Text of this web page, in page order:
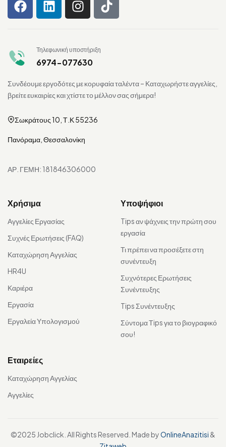
Τηλεφωνική υποστήριξη
6974-077630
Συνδέουμε εργοδότες με κορυφαία ταλέντα – Καταχωρήστε αγγελίες,
βρείτε ευκαιρίες και χτίστε το μέλλον σας σήμερα!
Σωκράτους 10, Τ.Κ 55236
Πανόραμα, Θεσσαλονίκη
ΑΡ. ΓΕΜΗ: 181846306000
Χρήσιμα
Αγγελίες Εργασίας
Συχνές Ερωτήσεις (FAQ)
Καταχώρηση Αγγελίας
HR4U
Καριέρα
Εργασία
Εργαλεία Υπολογισμού
Υποψήφιοι
Tips αν ψάχνεις την πρώτη σου
εργασία
Τι πρέπει να προσέξετε στη
συνέντευξη
Συχνότερες Ερωτήσεις
Συνέντευξης
Tips Συνέντευξης
Σύντομα Τips για το βιογραφικό
σου!
Εταιρείες
Καταχώρηση Αγγελίας
Αγγελίες
©2025 Jobclick. All Rights Reserved. Made byOnlineAnazitisi &